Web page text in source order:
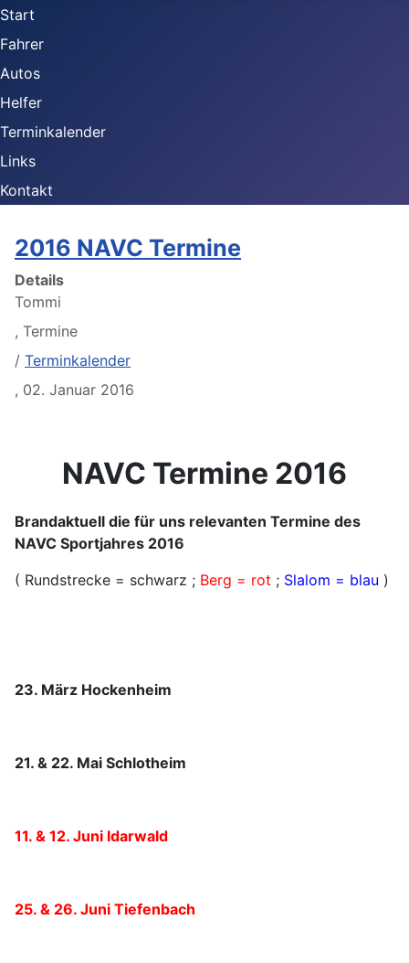
Start
Fahrer
Autos
Helfer
Terminkalender
Links
Kontakt
2016 NAVC Termine
Details
Tommi
, Termine
/ Terminkalender
, 02. Januar 2016
NAVC Termine 2016
Brandaktuell die für uns relevanten Termine des
NAVC Sportjahres 2016
( Rundstrecke = schwarz ; Berg = rot ; Slalom = blau )
23. März Hockenheim
21. & 22. Mai Schlotheim
11. & 12. Juni Idarwald
25. & 26. Juni Tiefenbach